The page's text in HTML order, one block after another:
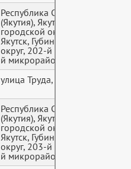
Республика Саха
(Якутия), Якутск
городской округ,
Якутск, Губинский
округ, 202-й м-н, 202-
й микрорайон, 15
улица Труда, 1
Республика Саха
(Якутия), Якутск
городской округ,
Якутск, Губинский
округ, 203-й м-н, 203-
й микрорайон, 21